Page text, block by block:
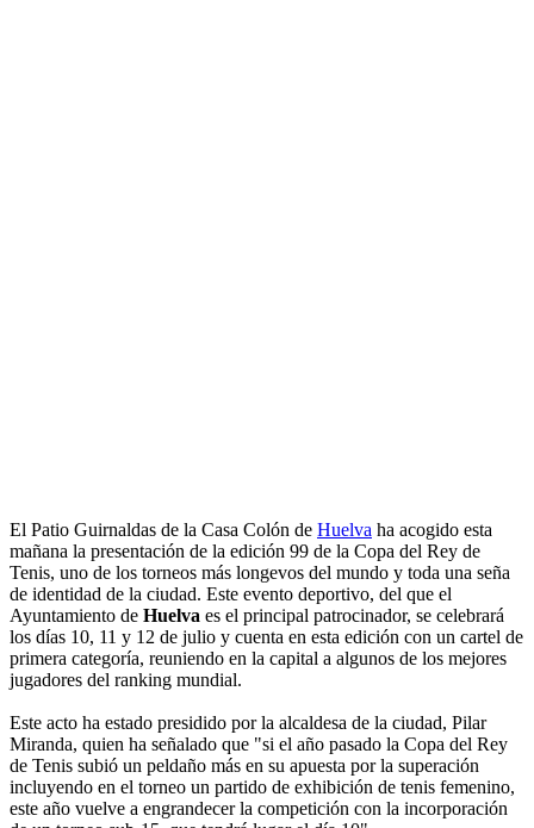
El Patio Guirnaldas de la Casa Colón de Huelva ha acogido esta
mañana la presentación de la edición 99 de la Copa del Rey de
Tenis, uno de los torneos más longevos del mundo y toda una seña
de identidad de la ciudad. Este evento deportivo, del que el
Ayuntamiento de Huelva es el principal patrocinador, se celebrará
los días 10, 11 y 12 de julio y cuenta en esta edición con un cartel de
primera categoría, reuniendo en la capital a algunos de los mejores
jugadores del ranking mundial.
Este acto ha estado presidido por la alcaldesa de la ciudad, Pilar
Miranda, quien ha señalado que "si el año pasado la Copa del Rey
de Tenis subió un peldaño más en su apuesta por la superación
incluyendo en el torneo un partido de exhibición de tenis femenino,
este año vuelve a engrandecer la competición con la incorporación